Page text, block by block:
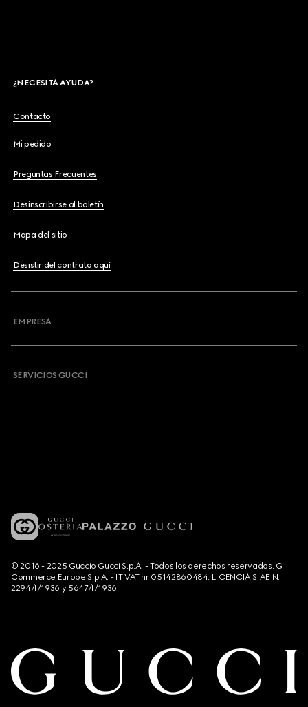
¿NECESITA AYUDA?
Contacto
Mi pedido
Preguntas Frecuentes
Desinscribirse al boletín
Mapa del sitio
Desistir del contrato aquí
EMPRESA
SERVICIOS GUCCI
© 2016 - 2025 Guccio Gucci S.p.A. - Todos los derechos reservados. G
Commerce Europe S.p.A. - IT VAT nr 05142860484. LICENCIA SIAE N.
2294/I/1936 y 5647/I/1936